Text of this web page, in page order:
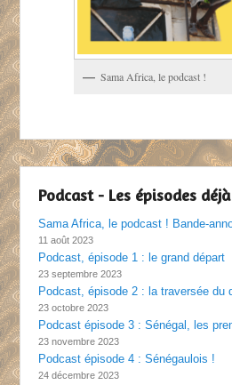
Sama Africa, le podcast !
Podcast - Les épisodes
Sama Africa, le podcast ! Bande-
11 août 2023
Podcast, épisode 1 : le grand départ
23 septembre 2023
Podcast, épisode 2 : la traversée du
23 octobre 2023
Podcast épisode 3 : Sénégal, les
23 novembre 2023
Podcast épisode 4 : Sénégaulois !
24 décembre 2023